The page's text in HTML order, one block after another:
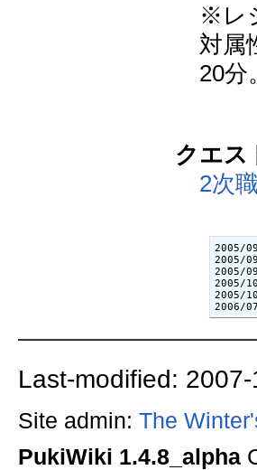
※レ
対属
20分
クエス
2次
2005/
2005/
2005/
2005/
2005/
2006/
Last-modified:
Site admin: The
PukiWiki 1.4.8_alpha